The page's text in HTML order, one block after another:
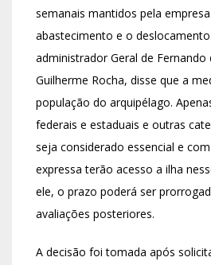
semanais mantidos pela
abastecimento e o
administrador Geral de Fernando
Guilherme Rocha, disse que a
população do arquipélago.
federais e estaduais e outras
seja considerado essencial e
expressa terão acesso a ilha
ele, o prazo poderá ser
avaliações posteriores.
A decisão foi tomada após